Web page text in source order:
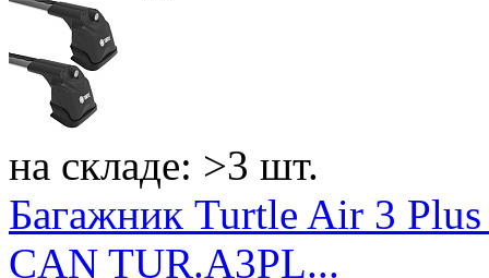
на складе: >3 шт.
Багажник Turtle Air 3
CAN TUR.A3PL...